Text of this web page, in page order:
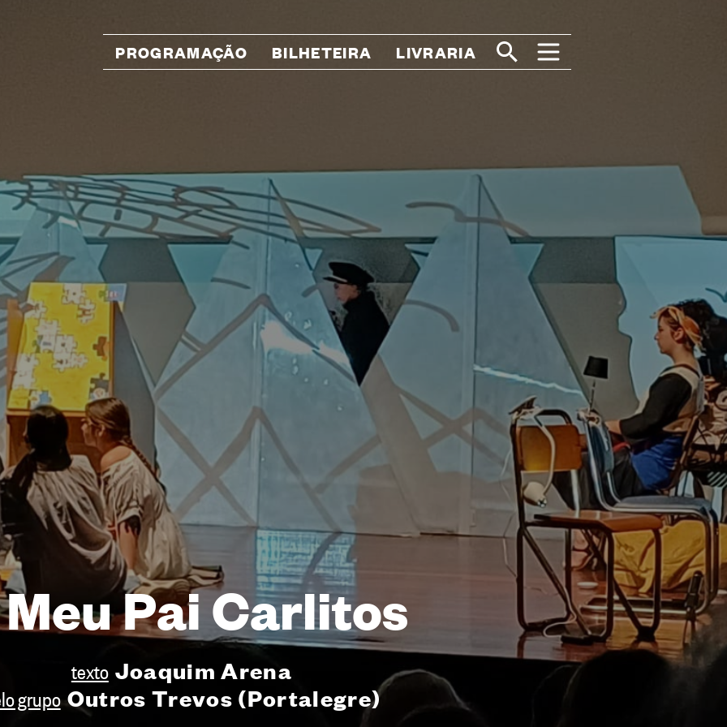
PROGRAMAÇÃO BILHETEIRA LIVRARIA
Pai Carlitos
texto Joaquim Arena
grupo Outros Trevos (Portalegre)